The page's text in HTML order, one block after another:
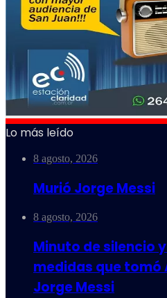
Lo más leído
8 agosto, 2026
Murió Jorge Messi
8 agosto, 2026
Minuto de silencio
medidas que tomó
Jorge Messi